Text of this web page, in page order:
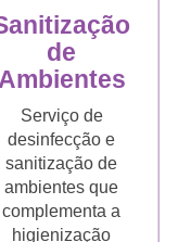
de
Serviço de
desinfecção e
sanitização de
ambientes que
complementa a
higienização